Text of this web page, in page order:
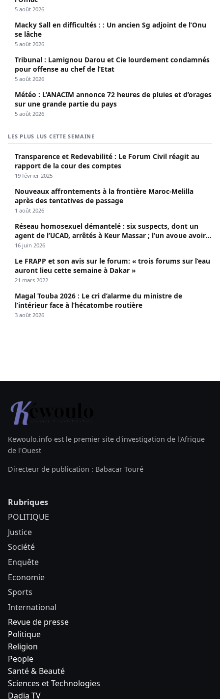
5 août 2026
Macky Sall en difficultés : : Un ancien Sg adjoint de l’Onu
se lâche
5 août 2026
Tribunal : Lamignou Darou et Cie lourdement condamnés
pour offense au chef de l’Etat
5 août 2026
Météo : L’ANACIM annonce 72 heures de pluies et d’orages
sur une grande partie du pays
5 août 2026
LES PLUS LUS CETTE SEMAINE
Transparence et Redevabilité : Le Forum Civil réagit au
rapport de la cour des comptes
19 février 2025
Nouveaux affrontements à la frontière Maroc-Melilla
après des tentatives de passage
1 août 2026
Réseau homosexuel démantelé : six suspects, dont un
agent de l’UCAD, arrêtés à Keur Massar ; l’un avoue avoir
propagé le VIH depuis 2018
16 juin 2026
Le FRAPP et son avis sur le forum: « trois forums sur l’eau
auront lieu cette semaine à Dakar »
21 mars 2022
Magal Touba 2026 : Le cri d’alarme du ministre de
l’intérieur face à l’hécatombe routière
3 août 2026
Kewoulo.info est le premier site d'investigation de l'Afrique
de l'Ouest
Directeur de publication : Babacar Touré
Rubriques
POLITIQUE
Justice
Société
Enquête
Economie
Sports
International
Revue de presse
Politique
Religion
People
Santé & Beauté
Sciences et Technologies
Dadia TV